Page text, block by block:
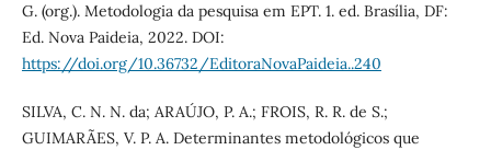
G. (org.). Metodologia da pesquisa em EPT. 1. ed. Brasília, DF:
Ed. Nova Paideia, 2022. DOI:
https://doi.org/10.36732/EditoraNovaPaideia..240
SILVA, C. N. N. da; ARAÚJO, P. A.; FROIS, R. R. de S.;
GUIMARÃES, V. P. A. Determinantes metodológicos que